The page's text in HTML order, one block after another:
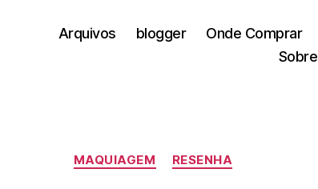
Arquivos blogger Onde Comprar
Sobre
Categorias
MAQUIAGEM RESENHA